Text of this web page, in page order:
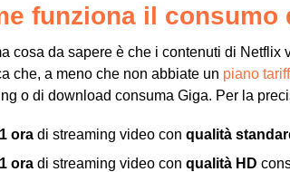
funziona il consumo
cosa da sapere è che i contenuti di
che, a meno che non abbiate un piano
o di download consuma Giga. Per la
1 ora di streaming video con qualità
1 ora di streaming video con qualità HD